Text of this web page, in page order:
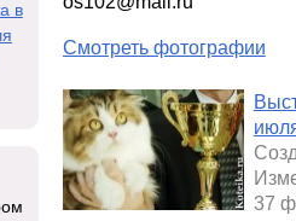
Смотреть фотографии
37
в